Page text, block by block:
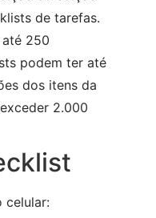
de tarefas.
250
podem ter até
dos itens da
2.000
celular: